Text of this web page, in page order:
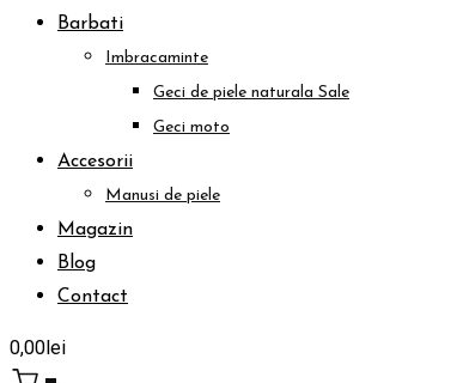
Barbati
Imbracaminte
Geci de piele naturala Sale
Geci moto
Accesorii
Manusi de piele
Magazin
Blog
Contact
0,00lei